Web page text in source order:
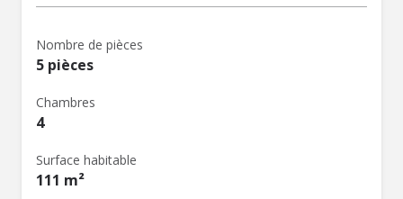
Nombre de pièces
5 pièces
Chambres
4
Surface habitable
111 m²